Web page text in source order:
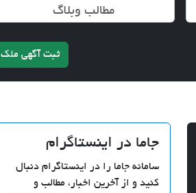
مطالب وبلاگ
ثبت آگهی ملک
جاما در اینستاگرام
سامانه جاما را در اینستاگرام دنبال
کنید و از آخرین اخبار، مطالب و